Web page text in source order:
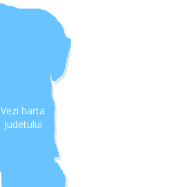
Vezi harta
Judetului